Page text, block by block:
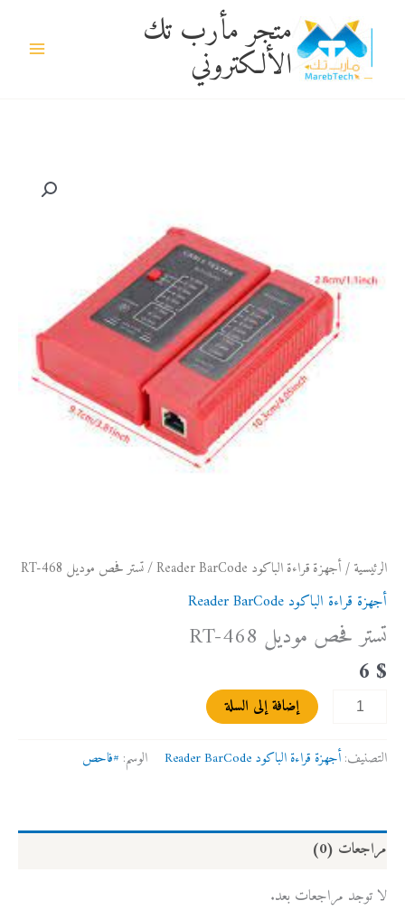
المحتوى
متجر مأرب تك
الألكتروني
الرئيسية/أجهزة قراءة الباكود Reader BarCode / تستر فحص موديل RT-468
أجهزة قراءة الباكود Reader BarCode
تستر فحص موديل RT-468
6 $
RT-
468
إضافة إلى السلة
التصنيف:أجهزة قراءة الباكود Reader BarCode الوسم: #فاحص
مراجعات (0)
لا توجد مراجعات بعد.